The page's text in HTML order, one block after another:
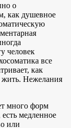
о
как душевное
человек
все
как
жить. Нежелания
много форм
медленное
или